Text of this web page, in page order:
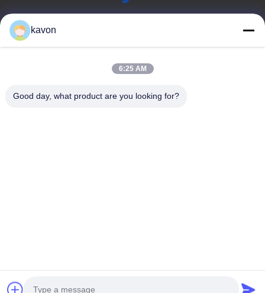
製品カテゴリー
kavon
6:25 AM
Good day, what product are you looking for?